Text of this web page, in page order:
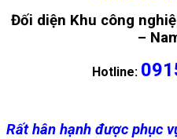
Đối diện Khu công
–
Hotline:
Rất hân hạnh được phục